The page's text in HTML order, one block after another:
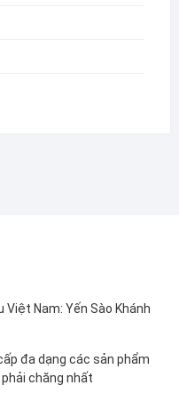
Nam: Yến Sào Khánh
đa dạng các sản phẩm
chăng nhất